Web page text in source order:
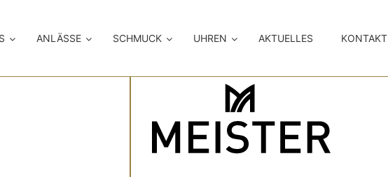
ANLÄSSE SCHMUCK UHREN AKTUELLES KONTAKT